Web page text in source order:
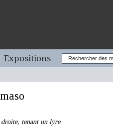
Expositions
droite, tenant un lyre